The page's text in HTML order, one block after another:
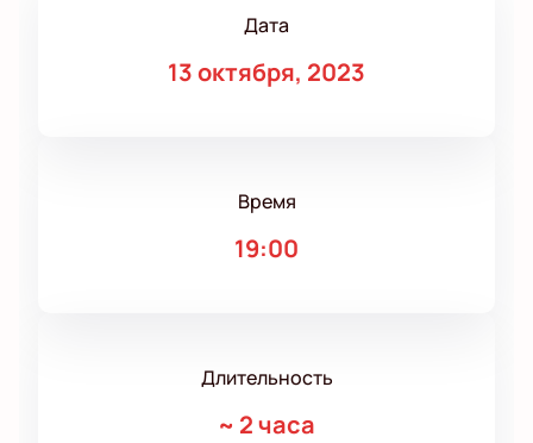
Дата
13 октября, 2023
Время
19:00
Длительность
~ 2 часа